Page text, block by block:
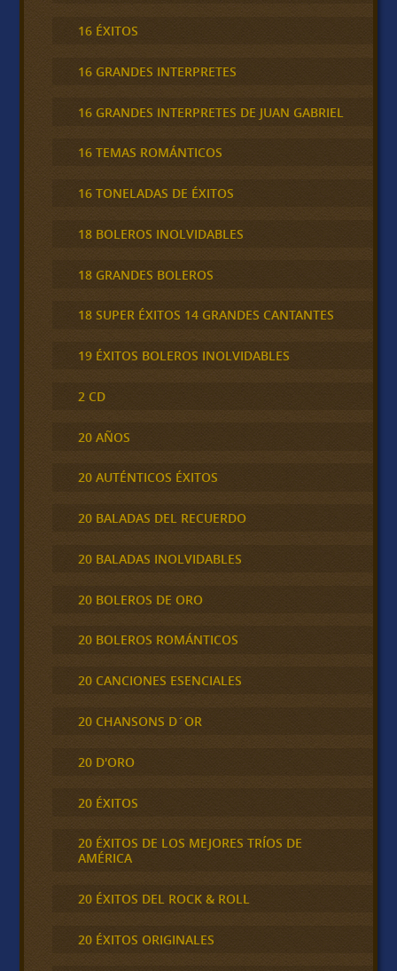
16 ÉXITOS
16 GRANDES INTERPRETES
16 GRANDES INTERPRETES DE JUAN GABRIEL
16 TEMAS ROMÁNTICOS
16 TONELADAS DE ÉXITOS
18 BOLEROS INOLVIDABLES
18 GRANDES BOLEROS
18 SUPER ÉXITOS 14 GRANDES CANTANTES
19 ÉXITOS BOLEROS INOLVIDABLES
2 CD
20 AÑOS
20 AUTÉNTICOS ÉXITOS
20 BALADAS DEL RECUERDO
20 BALADAS INOLVIDABLES
20 BOLEROS DE ORO
20 BOLEROS ROMÁNTICOS
20 CANCIONES ESENCIALES
20 CHANSONS D´OR
20 D'ORO
20 ÉXITOS
20 ÉXITOS DE LOS MEJORES TRÍOS DE
AMÉRICA
20 ÉXITOS DEL ROCK & ROLL
20 ÉXITOS ORIGINALES